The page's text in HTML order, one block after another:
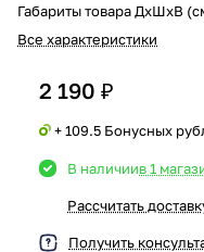
Габариты товара ДxШxВ
Все характеристики
2 190 ₽
+ 109.5 Бонусных
В наличиив 1
Рассчитать
Получить